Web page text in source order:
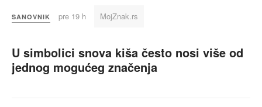
SANOVNIK pre 19 h MojZnak.rs
U simbolici snova kiša često nosi više od
jednog mogućeg značenja